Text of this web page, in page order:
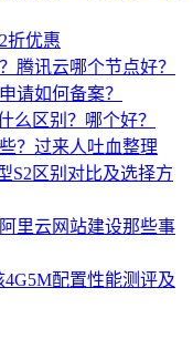
折优惠
腾讯云哪个节点好？
请如何备案？
么区别？哪个好？
？过来人吐血整理
S2区别对比及选择方
里云网站建设那些事
4G5M配置性能测评及